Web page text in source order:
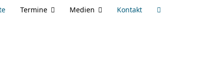
Termine Medien Kontakt